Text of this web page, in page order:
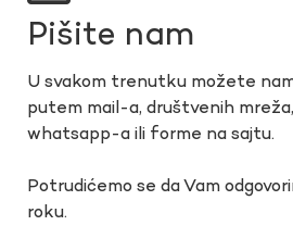
Pišite nam
U svakom trenutku možete
putem mail-a, društvenih
whatsapp-a ili forme na sajtu.
Potrudićemo se da Vam
roku.